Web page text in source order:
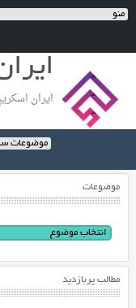
ایران
موضوعات
مطالب پربازدید